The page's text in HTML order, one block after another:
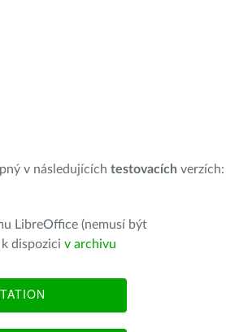
v následujících testovacích verzích:
LibreOffice (nemusí být
dispozici v archivu